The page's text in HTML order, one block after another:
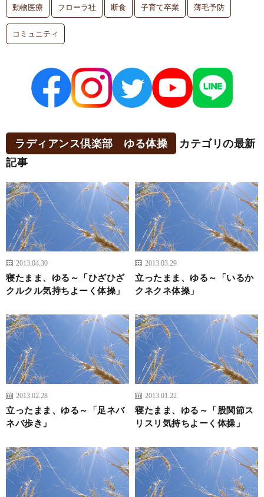
動物医療 フローラ社 断食 子育て卒業 薄毛予防
コミュニティ
ラディアンス倶楽部 ゆる体操
カテゴリの最新
記事
2013.04.30
寝たまま、ゆる～「ひざひざ
クルクル気持ちよーく体操」
2013.03.29
立ったまま、ゆる～「いるか
クネクネ体操」
2013.02.28
立ったまま、ゆる～「足ネバ
ネバ歩き」
2013.01.22
寝たまま、ゆる～「股関節ス
リスリ気持ちよーく体操」